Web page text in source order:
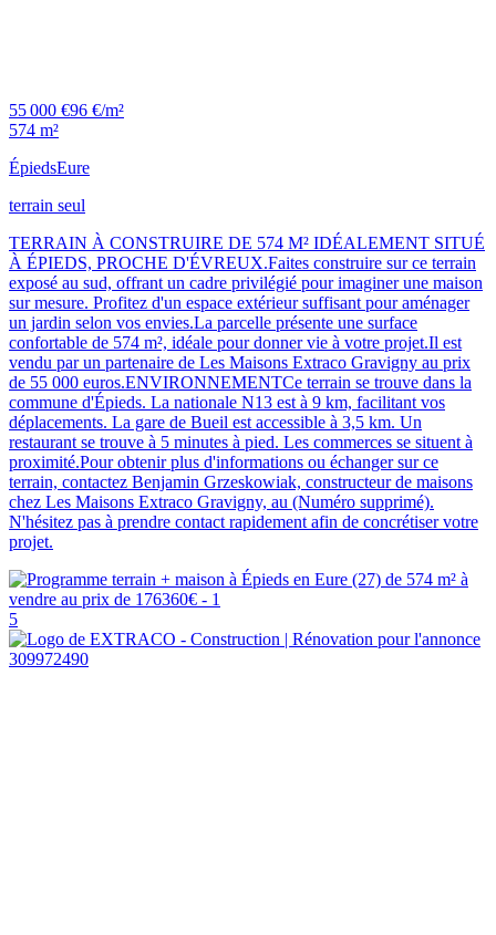
55 000 €96 €/m²
574 m²
ÉpiedsEure
terrain seul
TERRAIN À CONSTRUIRE DE 574 M² IDÉALEMENT SITUÉ
À ÉPIEDS, PROCHE D'ÉVREUX.Faites construire sur ce terrain
exposé au sud, offrant un cadre privilégié pour imaginer une maison
sur mesure. Profitez d'un espace extérieur suffisant pour aménager
un jardin selon vos envies.La parcelle présente une surface
confortable de 574 m², idéale pour donner vie à votre projet.Il est
vendu par un partenaire de Les Maisons Extraco Gravigny au prix
de 55 000 euros.ENVIRONNEMENTCe terrain se trouve dans la
commune d'Épieds. La nationale N13 est à 9 km, facilitant vos
déplacements. La gare de Bueil est accessible à 3,5 km. Un
restaurant se trouve à 5 minutes à pied. Les commerces se situent à
proximité.Pour obtenir plus d'informations ou échanger sur ce
terrain, contactez Benjamin Grzeskowiak, constructeur de maisons
chez Les Maisons Extraco Gravigny, au (Numéro supprimé).
N'hésitez pas à prendre contact rapidement afin de concrétiser votre
projet.
5